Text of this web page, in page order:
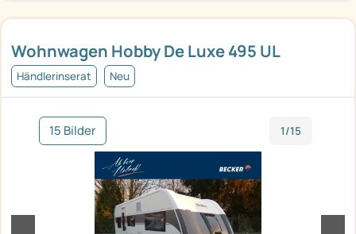
Wohnwagen Hobby De Luxe 495 UL
Händlerinserat Neu
15 Bilder 1/15